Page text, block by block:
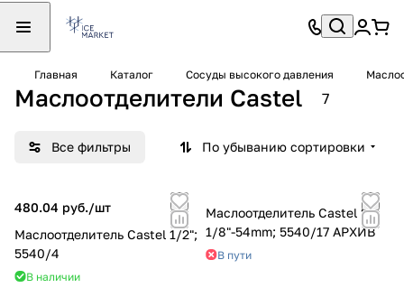
Главная Каталог Сосуды высокого давления
Маслоотделители Castel 7
Все фильтры По убыванию сортировки
480.04 руб./шт
Маслоотделитель Castel 1/2";
5540/4
В наличии
Маслоотделитель Castel 2
1/8"-54mm; 5540/17 АРХИВ
В пути